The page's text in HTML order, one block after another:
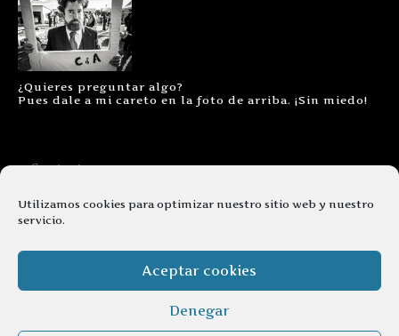
Utilizamos cookies para optimizar nuestro sitio web y nuestro
servicio.
Aceptar cookies
Denegar
¿Quieres preguntar algo?
Pues dale a mi careto en la foto de arriba. ¡Sin miedo!
Contacto
Aviso legal